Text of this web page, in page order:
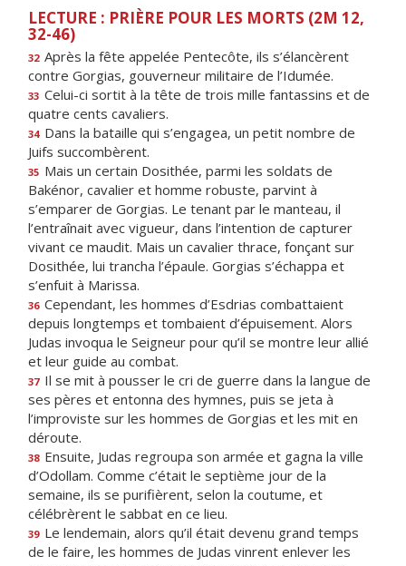
LECTURE : PRIÈRE POUR LES MORTS (2M 12,
32-46)
32 Après la fête appelée Pentecôte, ils s’élancèrent
contre Gorgias, gouverneur militaire de l’Idumée.
33 Celui-ci sortit à la tête de trois mille fantassins et de
quatre cents cavaliers.
34 Dans la bataille qui s’engagea, un petit nombre de
Juifs succombèrent.
35 Mais un certain Dosithée, parmi les soldats de
Bakénor, cavalier et homme robuste, parvint à
s’emparer de Gorgias. Le tenant par le manteau, il
l’entraînait avec vigueur, dans l’intention de capturer
vivant ce maudit. Mais un cavalier thrace, fonçant sur
Dosithée, lui trancha l’épaule. Gorgias s’échappa et
s’enfuit à Marissa.
36 Cependant, les hommes d’Esdrias combattaient
depuis longtemps et tombaient d’épuisement. Alors
Judas invoqua le Seigneur pour qu’il se montre leur allié
et leur guide au combat.
37 Il se mit à pousser le cri de guerre dans la langue de
ses pères et entonna des hymnes, puis se jeta à
l’improviste sur les hommes de Gorgias et les mit en
déroute.
38 Ensuite, Judas regroupa son armée et gagna la ville
d’Odollam. Comme c’était le septième jour de la
semaine, ils se purifièrent, selon la coutume, et
célébrèrent le sabbat en ce lieu.
39 Le lendemain, alors qu’il était devenu grand temps
de le faire, les hommes de Judas vinrent enlever les